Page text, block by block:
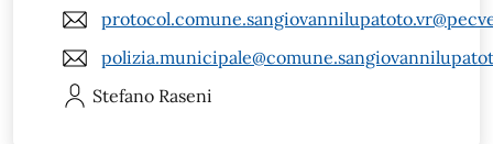
Stefano Raseni